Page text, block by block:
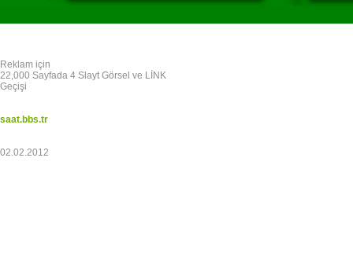
Reklam için
22,000 Sayfada 4 Slayt Görsel ve LİNK
Geçişi
saat.bbs.tr
02.02.2012